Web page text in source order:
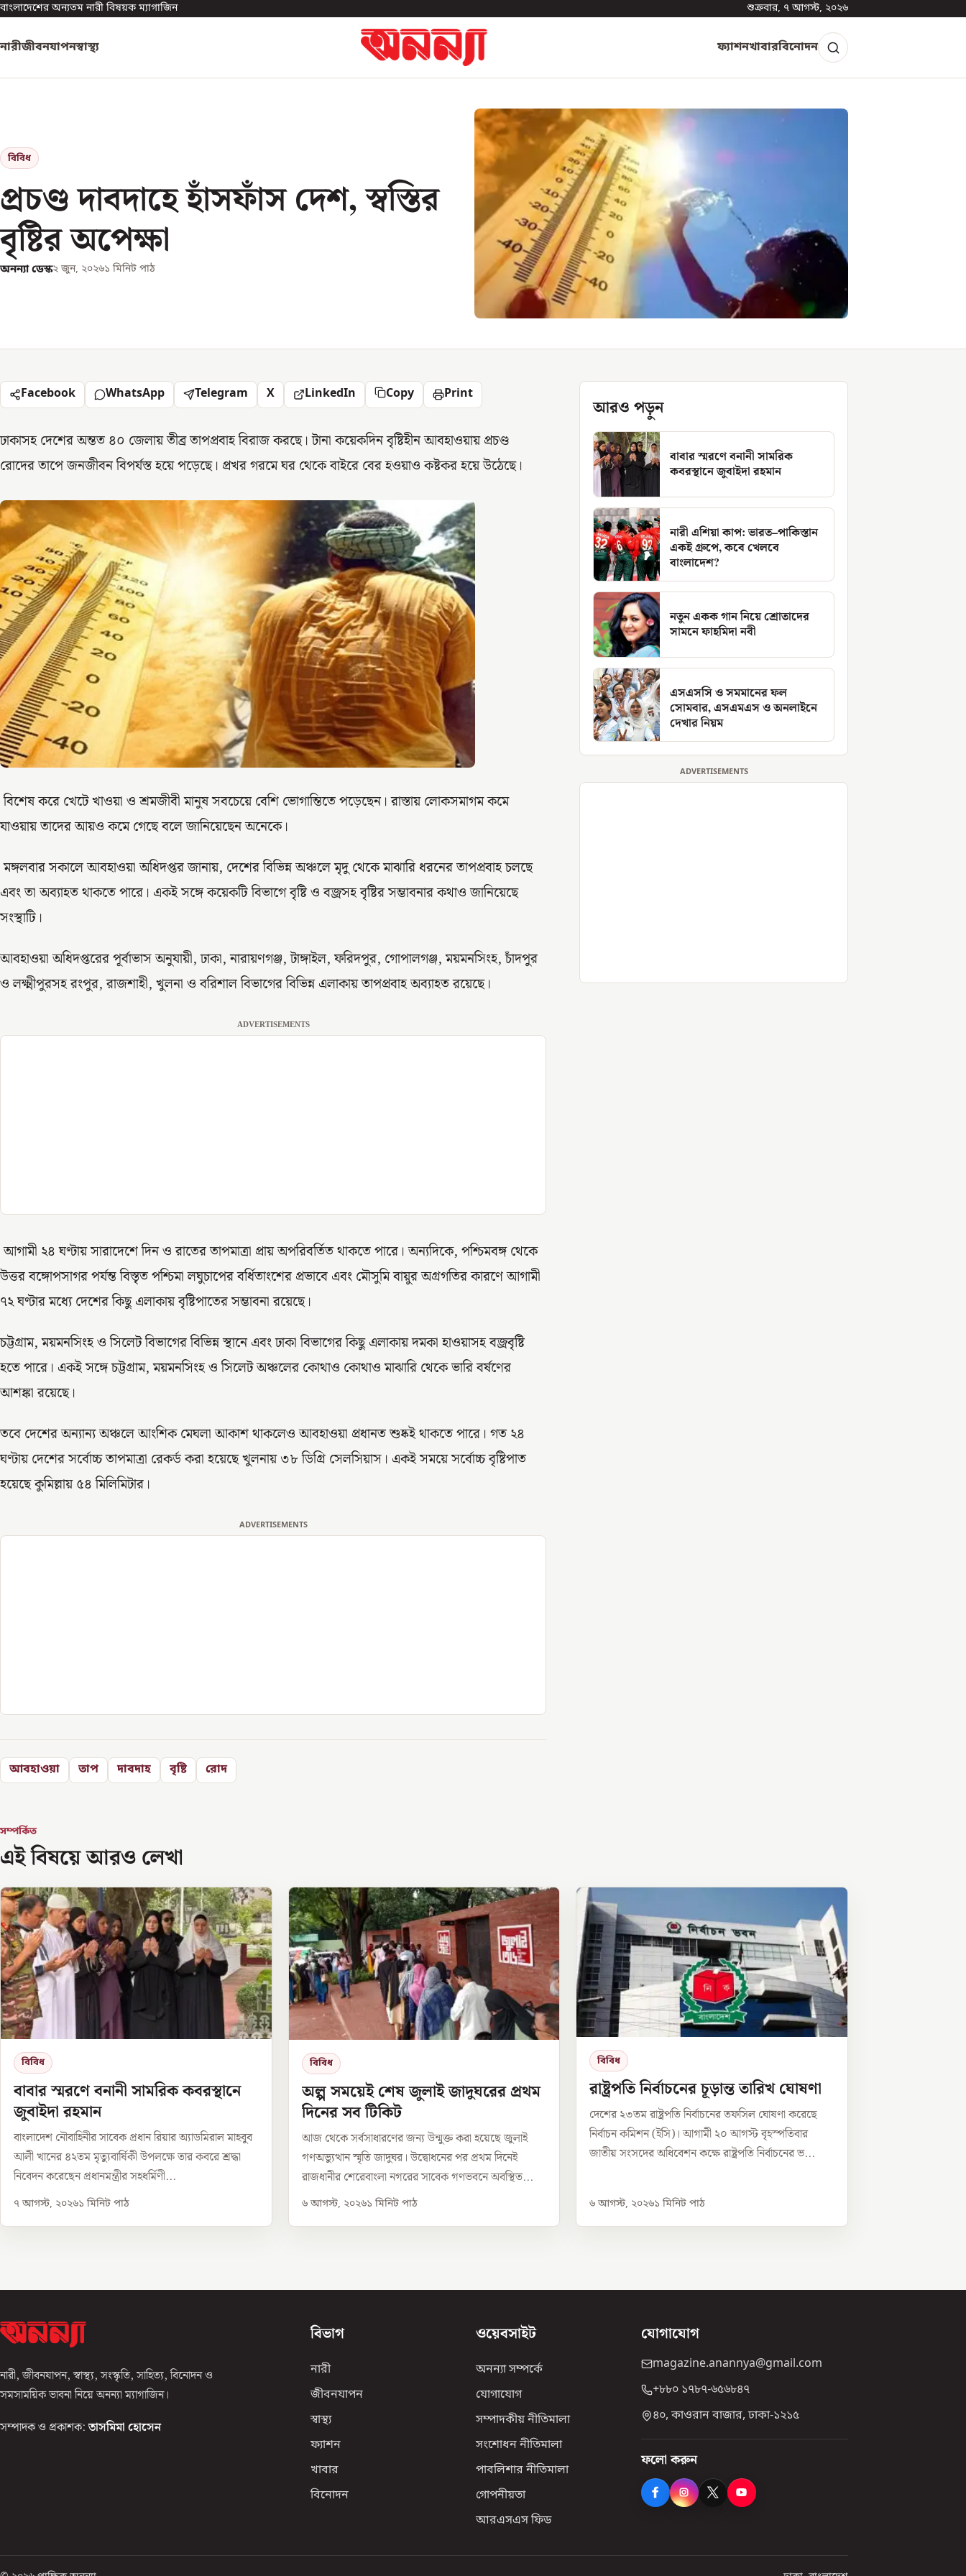
বাংলাদেশের অন্যতম নারী বিষয়ক ম্যাগাজিন শুক্রবার, ৭ আগস্ট, ২০২৬
নারীজীবনযাপনস্বাস্থ্য ফ্যাশনখাবারবিনোদন
বিবিধ
প্রচণ্ড দাবদাহে হাঁসফাঁস দেশ, স্বস্তির
বৃষ্টির অপেক্ষা
অনন্যা ডেস্ক২ জুন, ২০২৬১ মিনিট পাঠ
Facebook WhatsApp Telegram X LinkedIn Copy Print
ঢাকাসহ দেশের অন্তত ৪০ জেলায় তীব্র তাপপ্রবাহ বিরাজ করছে। টানা কয়েকদিন বৃষ্টিহীন আবহাওয়ায় প্রচণ্ড
রোদের তাপে জনজীবন বিপর্যস্ত হয়ে পড়েছে। প্রখর গরমে ঘর থেকে বাইরে বের হওয়াও কষ্টকর হয়ে উঠেছে।
বিশেষ করে খেটে খাওয়া ও শ্রমজীবী মানুষ সবচেয়ে বেশি ভোগান্তিতে পড়েছেন। রাস্তায় লোকসমাগম কমে
যাওয়ায় তাদের আয়ও কমে গেছে বলে জানিয়েছেন অনেকে।
মঙ্গলবার সকালে আবহাওয়া অধিদপ্তর জানায়, দেশের বিভিন্ন অঞ্চলে মৃদু থেকে মাঝারি ধরনের তাপপ্রবাহ চলছে
এবং তা অব্যাহত থাকতে পারে। একই সঙ্গে কয়েকটি বিভাগে বৃষ্টি ও বজ্রসহ বৃষ্টির সম্ভাবনার কথাও জানিয়েছে
সংস্থাটি।
আবহাওয়া অধিদপ্তরের পূর্বাভাস অনুযায়ী, ঢাকা, নারায়ণগঞ্জ, টাঙ্গাইল, ফরিদপুর, গোপালগঞ্জ, ময়মনসিংহ, চাঁদপুর
ও লক্ষ্মীপুরসহ রংপুর, রাজশাহী, খুলনা ও বরিশাল বিভাগের বিভিন্ন এলাকায় তাপপ্রবাহ অব্যাহত রয়েছে।
ADVERTISEMENTS
আগামী ২৪ ঘণ্টায় সারাদেশে দিন ও রাতের তাপমাত্রা প্রায় অপরিবর্তিত থাকতে পারে। অন্যদিকে, পশ্চিমবঙ্গ থেকে
উত্তর বঙ্গোপসাগর পর্যন্ত বিস্তৃত পশ্চিমা লঘুচাপের বর্ধিতাংশের প্রভাবে এবং মৌসুমি বায়ুর অগ্রগতির কারণে আগামী
৭২ ঘণ্টার মধ্যে দেশের কিছু এলাকায় বৃষ্টিপাতের সম্ভাবনা রয়েছে।
চট্টগ্রাম, ময়মনসিংহ ও সিলেট বিভাগের বিভিন্ন স্থানে এবং ঢাকা বিভাগের কিছু এলাকায় দমকা হাওয়াসহ বজ্রবৃষ্টি
হতে পারে। একই সঙ্গে চট্টগ্রাম, ময়মনসিংহ ও সিলেট অঞ্চলের কোথাও কোথাও মাঝারি থেকে ভারি বর্ষণের
আশঙ্কা রয়েছে।
তবে দেশের অন্যান্য অঞ্চলে আংশিক মেঘলা আকাশ থাকলেও আবহাওয়া প্রধানত শুষ্কই থাকতে পারে। গত ২৪
ঘণ্টায় দেশের সর্বোচ্চ তাপমাত্রা রেকর্ড করা হয়েছে খুলনায় ৩৮ ডিগ্রি সেলসিয়াস। একই সময়ে সর্বোচ্চ বৃষ্টিপাত
হয়েছে কুমিল্লায় ৫৪ মিলিমিটার।
ADVERTISEMENTS
আবহাওয়া তাপ দাবদাহ বৃষ্টি রোদ
আরও পড়ুন
বাবার স্মরণে বনানী সামরিক
কবরস্থানে জুবাইদা রহমান
নারী এশিয়া কাপ: ভারত–পাকিস্তান
একই গ্রুপে, কবে খেলবে
বাংলাদেশ?
নতুন একক গান নিয়ে শ্রোতাদের
সামনে ফাহমিদা নবী
এসএসসি ও সমমানের ফল
সোমবার, এসএমএস ও অনলাইনে
দেখার নিয়ম
ADVERTISEMENTS
সম্পর্কিত
এই বিষয়ে আরও লেখা
বিবিধ
বাবার স্মরণে বনানী সামরিক কবরস্থানে
জুবাইদা রহমান
বাংলাদেশ নৌবাহিনীর সাবেক প্রধান রিয়ার অ্যাডমিরাল মাহবুব
আলী খানের ৪২তম মৃত্যুবার্ষিকী উপলক্ষে তার কবরে শ্রদ্ধা
নিবেদন করেছেন প্রধানমন্ত্রীর সহধর্মিণী...
৭ আগস্ট, ২০২৬১ মিনিট পাঠ
বিবিধ
অল্প সময়েই শেষ জুলাই জাদুঘরের প্রথম
দিনের সব টিকিট
আজ থেকে সর্বসাধারণের জন্য উন্মুক্ত করা হয়েছে জুলাই
গণঅভ্যুত্থান স্মৃতি জাদুঘর। উদ্বোধনের পর প্রথম দিনেই
রাজধানীর শেরেবাংলা নগরের সাবেক গণভবনে অবস্থিত...
৬ আগস্ট, ২০২৬১ মিনিট পাঠ
বিবিধ
রাষ্ট্রপতি নির্বাচনের চূড়ান্ত তারিখ ঘোষণা
দেশের ২৩তম রাষ্ট্রপতি নির্বাচনের তফসিল ঘোষণা করেছে
নির্বাচন কমিশন (ইসি)। আগামী ২০ আগস্ট বৃহস্পতিবার
জাতীয় সংসদের অধিবেশন কক্ষে রাষ্ট্রপতি নির্বাচনের ভ...
৬ আগস্ট, ২০২৬১ মিনিট পাঠ
নারী, জীবনযাপন, স্বাস্থ্য, সংস্কৃতি, সাহিত্য, বিনোদন ও
সমসাময়িক ভাবনা নিয়ে অনন্যা ম্যাগাজিন।
সম্পাদক ও প্রকাশক: তাসমিমা হোসেন
বিভাগ
নারী
জীবনযাপন
স্বাস্থ্য
ফ্যাশন
খাবার
বিনোদন
ওয়েবসাইট
অনন্যা সম্পর্কে
যোগাযোগ
সম্পাদকীয় নীতিমালা
সংশোধন নীতিমালা
পাবলিশার নীতিমালা
গোপনীয়তা
আরএসএস ফিড
যোগাযোগ
magazine.anannya@gmail.com
+৮৮০ ১৭৮৭-৬৫৬৮৪৭
৪০, কাওরান বাজার, ঢাকা-১২১৫
ফলো করুন